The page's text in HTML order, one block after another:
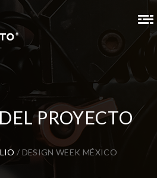
PROYECTO
/ DESIGN WEEK MÉXICO